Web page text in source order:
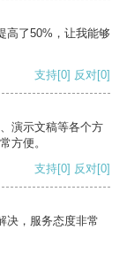
高了50%，让我能够
支持[0] 反对[0]
演示文稿等各个方
方便。
支持[0] 反对[0]
决，服务态度非常